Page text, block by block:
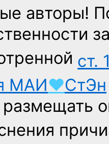
авторы!
ст.
МАИ♥СтЭн